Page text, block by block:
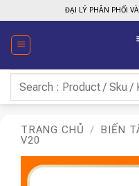
qua
nội
dung
ĐẠI LÝ PHÂN PHỐI
kiếm:
TRANG CHỦ / BIẾN
V20